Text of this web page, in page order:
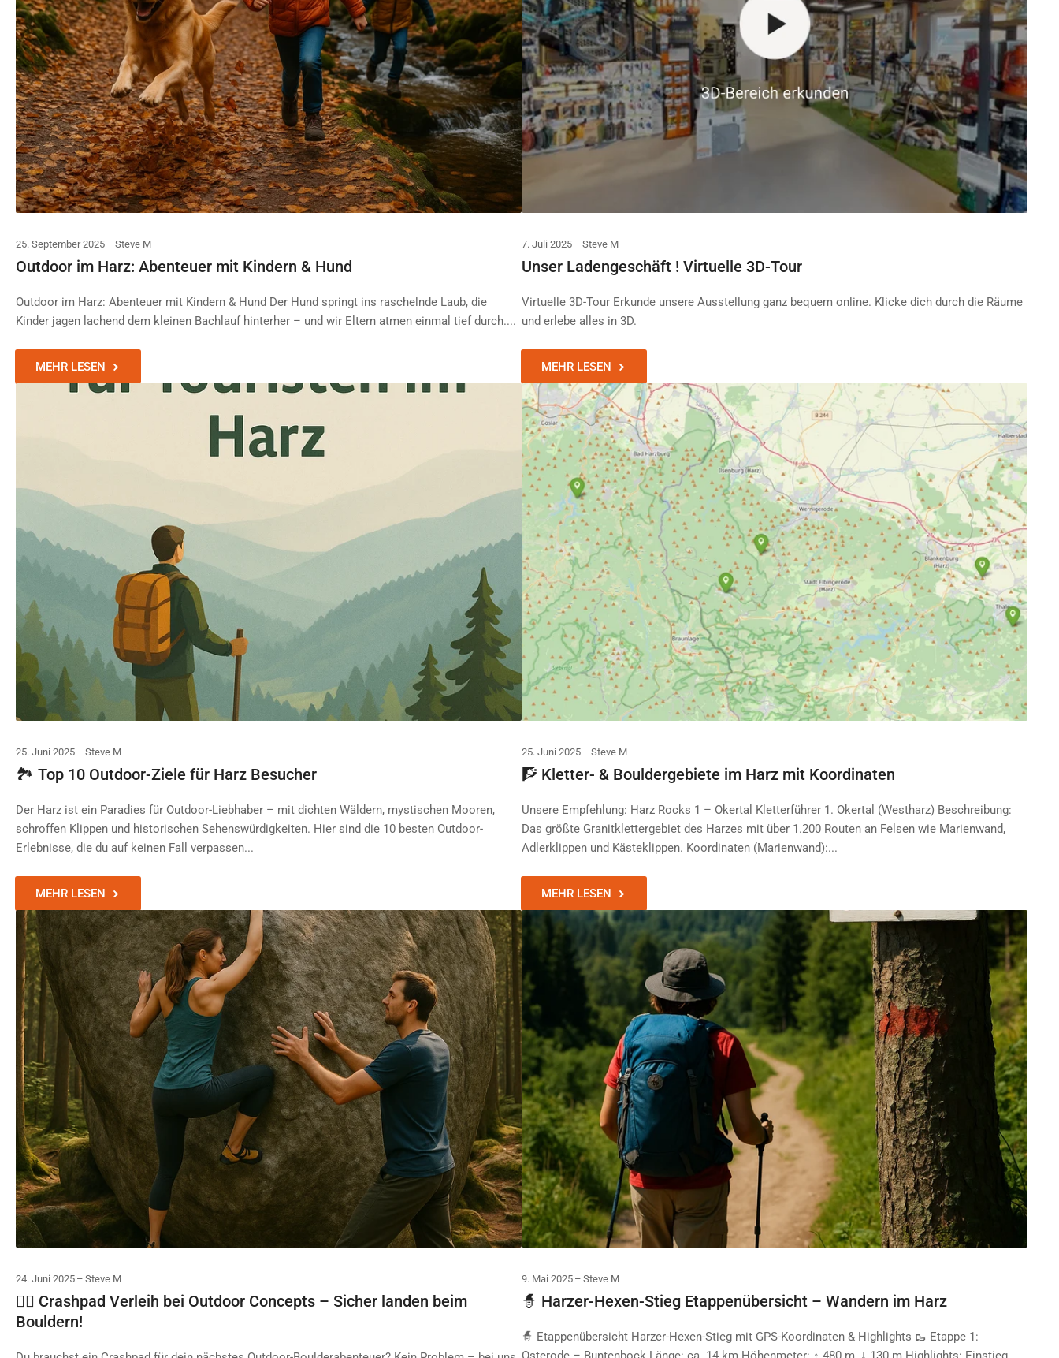
25. September 2025 Steve M
Outdoor im Harz: Abenteuer mit Kindern & Hund
Outdoor im Harz: Abenteuer mit Kindern & Hund Der Hund springt ins raschelnde Laub, die
Kinder jagen lachend dem kleinen Bachlauf hinterher – und wir Eltern atmen einmal tief durch....
MEHR LESEN
7. Juli 2025 Steve M
Unser Ladengeschäft ! Virtuelle 3D-Tour
Virtuelle 3D-Tour Erkunde unsere Ausstellung ganz bequem online. Klicke dich durch die Räume
und erlebe alles in 3D.
MEHR LESEN
25. Juni 2025 Steve M
🏞️ Top 10 Outdoor-Ziele für Harz Besucher
Der Harz ist ein Paradies für Outdoor-Liebhaber – mit dichten Wäldern, mystischen Mooren,
schroffen Klippen und historischen Sehenswürdigkeiten. Hier sind die 10 besten Outdoor-
Erlebnisse, die du auf keinen Fall verpassen...
MEHR LESEN
25. Juni 2025 Steve M
🧗 Kletter- & Bouldergebiete im Harz mit Koordinaten
Unsere Empfehlung: Harz Rocks 1 – Okertal Kletterführer 1. Okertal (Westharz) Beschreibung:
Das größte Granitklettergebiet des Harzes mit über 1.200 Routen an Felsen wie Marienwand,
Adlerklippen und Kästeklippen. Koordinaten (Marienwand):...
MEHR LESEN
24. Juni 2025 Steve M
🧗‍♂️ Crashpad Verleih bei Outdoor Concepts – Sicher landen beim
Bouldern!
9. Mai 2025 Steve M
🧙 Harzer-Hexen-Stieg Etappenübersicht – Wandern im Harz
🧙 Etappenübersicht Harzer-Hexen-Stieg mit GPS-Koordinaten & Highlights 🥾 Etappe 1: